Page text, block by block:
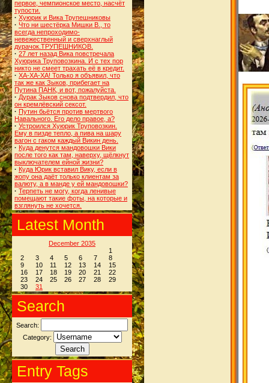
первое, чемпионское место, насчёт
тупости.
· Хуюрик и Вика Трупешниковы
· Что ни шестёрка Мишки В., то
всегда непроходимо-
невежественный и сверхнаглый
дурачок.ТРУПЕШНИКОВ.
· 27 лет назад Вика повстречала
Хуюрика Труповозкина. И с тех пор
никто не смеет трахать её в кредит.
· ХА-ХА-ХА! Только я объявил, что
так же как Зыков, прибегает на
Путина ПАНК, и вот, пожалуйста.
· Дурак Зыков снова подтвердил, что
он кремлёвский сексот.
· Путин бьётся против мертвого
Навального. Его дело правое, а?
· Устроился Хуюрик Труповозкин.
Ему в пизде тепло, а пива на шару
вагон с гаком каждый Викин день.
· Куда денутся мандовошки Вики
после того как там, наверху, щёлкнут
выключателем ейной жизни?
· Куда Юрик вставил Вику, если в
жопу она даёт только клиентам за
валюту, а в манде у ей мандовошки?
· Терпеть не могу, когда ленивые
помещают такие фоты, на которые и
взглянуть не хочется.
Latest Month
December 2035
1
2
3 4 5 6 7
8
9
10 11 12 13 14
15
16
17 18 19 20 21
22
23
24 25 26 27 28
29
30
31
Search
Search:
Category:
Entry Tags